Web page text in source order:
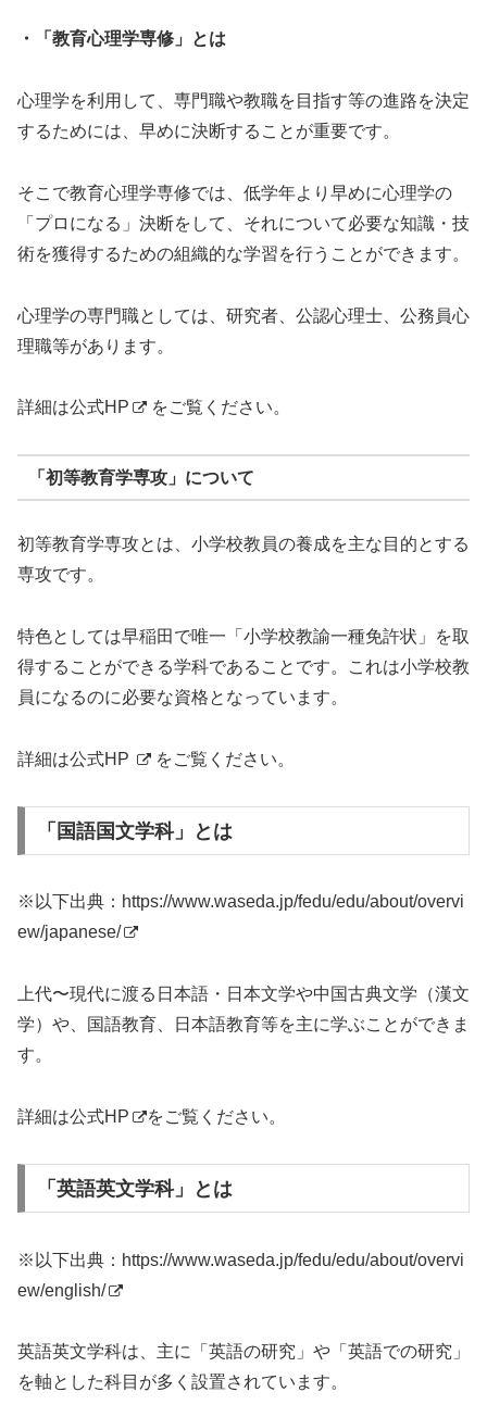
・「教育心理学専修」とは
心理学を利用して、専門職や教職を目指す等の進路を決定
するためには、早めに決断することが重要です。
そこで教育心理学専修では、低学年より早めに心理学の
「プロになる」決断をして、それについて必要な知識・技
術を獲得するための組織的な学習を行うことができます。
心理学の専門職としては、研究者、公認心理士、公務員心
理職等があります。
詳細は公式HP をご覧ください。
「初等教育学専攻」について
初等教育学専攻とは、小学校教員の養成を主な目的とする
専攻です。
特色としては早稲田で唯一「小学校教諭一種免許状」を取
得することができる学科であることです。これは小学校教
員になるのに必要な資格となっています。
詳細は公式HP をご覧ください。
「国語国文学科」とは
※以下出典： https://www.waseda.jp/fedu/edu/about/overvi
ew/japanese/
上代〜現代に渡る日本語・日本文学や中国古典文学（漢文
学）や、国語教育、日本語教育等を主に学ぶことができま
す。
詳細は公式HP をご覧ください。
「英語英文学科」とは
※以下出典： https://www.waseda.jp/fedu/edu/about/overvi
ew/english/
英語英文学科は、主に「英語の研究」や「英語での研究」
を軸とした科目が多く設置されています。